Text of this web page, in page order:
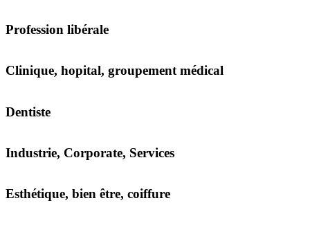
Profession libérale
Clinique, hopital, groupement médical
Dentiste
Industrie, Corporate, Services
Esthétique, bien être, coiffure